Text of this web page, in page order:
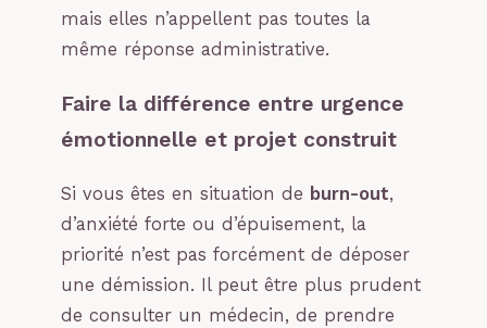
mais elles n’appellent pas toutes la
même réponse administrative.
Faire la différence entre urgence
émotionnelle et projet construit
Si vous êtes en situation de burn-out,
d’anxiété forte ou d’épuisement, la
priorité n’est pas forcément de déposer
une démission. Il peut être plus prudent
de consulter un médecin, de prendre